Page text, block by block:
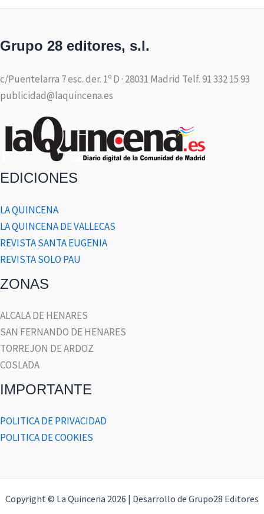
Grupo 28 editores, s.l.
c/Puentelarra 7 esc. der. 1º D · 28031 Madrid Telf. 91 332 15 93
publicidad@laquincena.es
EDICIONES
LA QUINCENA
LA QUINCENA DE VALLECAS
REVISTA SANTA EUGENIA
REVISTA SOLO PAU
ZONAS
ALCALA DE HENARES
SAN FERNANDO DE HENARES
TORREJON DE ARDOZ
COSLADA
IMPORTANTE
POLITICA DE PRIVACIDAD
POLITICA DE COOKIES
Copyright © La Quincena 2026 | Desarrollo de Grupo28 Editores